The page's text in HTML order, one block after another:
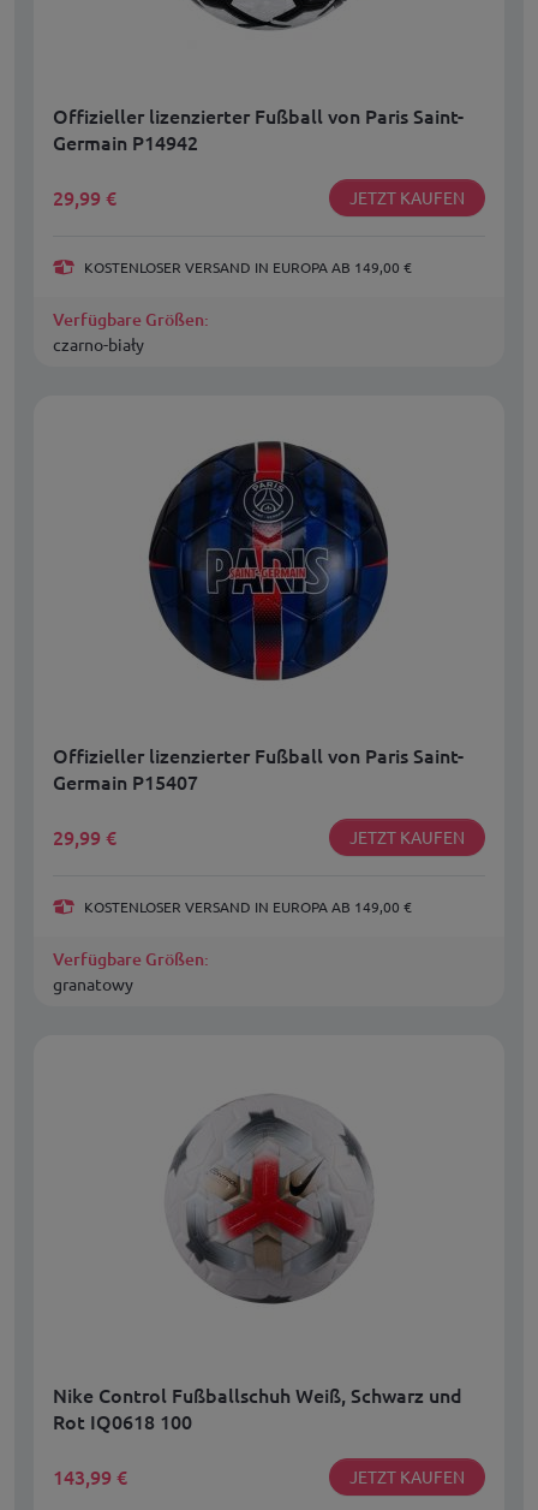
Offizieller lizenzierter Fußball von Paris Saint-
Germain P14942
29,99 € JETZT KAUFEN
KOSTENLOSER VERSAND IN EUROPA AB 149,00 €
Verfügbare Größen:
czarno-biały
Offizieller lizenzierter Fußball von Paris Saint-
Germain P15407
29,99 € JETZT KAUFEN
KOSTENLOSER VERSAND IN EUROPA AB 149,00 €
Verfügbare Größen:
granatowy
Nike Control Fußballschuh Weiß, Schwarz und
Rot IQ0618 100
143,99 € JETZT KAUFEN